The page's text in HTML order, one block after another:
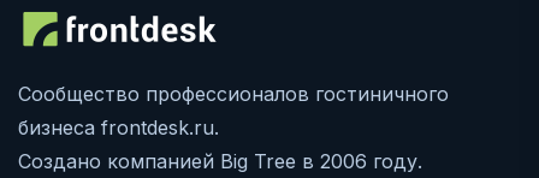
Сообщество профессионалов гостиничного
бизнеса frontdesk.ru.
Создано компанией Big Tree в 2006 году.